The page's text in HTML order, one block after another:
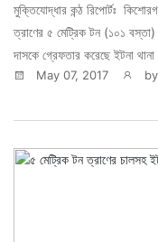
মুক্তিযোদ্ধার কন্ঠ রিপোর্টঃ
ত্রাণের ৫ মেট্রিক টন (১০১
দাসকে গ্রেফতার করেছে ইটনা
May 07, 2017 by